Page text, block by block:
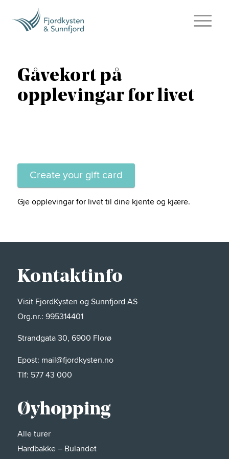
Gåvekort på
opplevingar for livet
Gje opplevingar for livet til dine kjente og kjære.
Kontaktinfo
Visit FjordKysten og Sunnfjord AS
Org.nr.: 995314401
Strandgata 30, 6900 Florø
Epost: mail@fjordkysten.no
Tlf: 577 43 000
Øyhopping
Alle turer
Hardbakke – Bulandet